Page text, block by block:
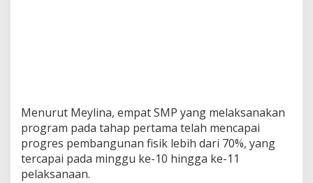
Menurut Meylina, empat SMP yang melaksanakan
program pada tahap pertama telah mencapai
progres pembangunan fisik lebih dari 70%, yang
tercapai pada minggu ke-10 hingga ke-11
pelaksanaan.